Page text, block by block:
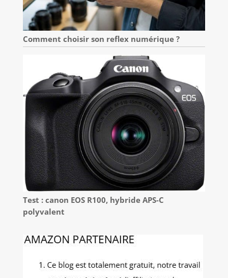
Comment choisir son reflex numérique ?
Test : canon EOS R100, hybride APS-C
polyvalent